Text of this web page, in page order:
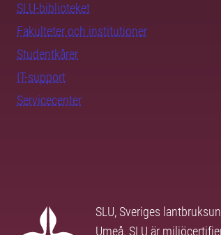
SLU-biblioteket
Fakulteter och institutioner
Studentkårer
IT-support
Servicecenter
SLU, Sveriges
Umeå. SLU är